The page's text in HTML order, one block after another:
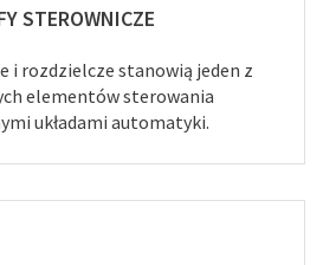
STEROWNICZE
i rozdzielcze stanowią jeden z
elementów sterowania
układami automatyki.